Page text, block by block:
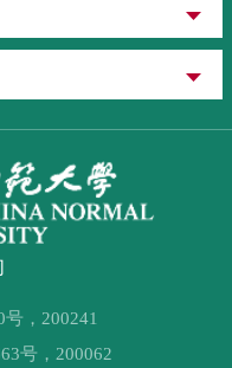
，200241
号，200062